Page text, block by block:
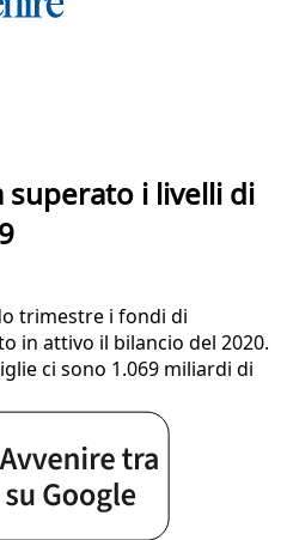
i livelli di
trimestre i fondi di
in attivo il bilancio del 2020.
ci sono 1.069 miliardi di